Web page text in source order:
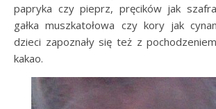
papryka czy pieprz, pręcików jak
gałka muszkatołowa czy kory jak
dzieci zapoznały się też z
kakao.